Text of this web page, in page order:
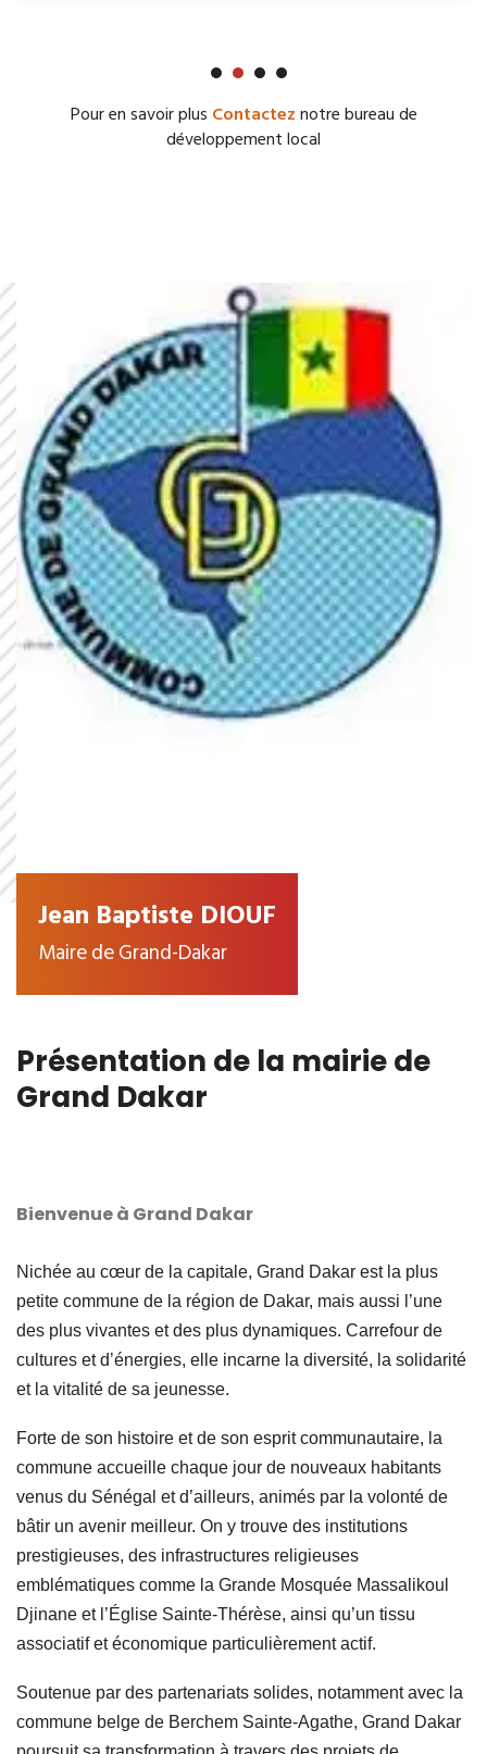
Pour en savoir plus Contacteznotre bureau de
développement local
Jean Baptiste DIOUF
Maire de Grand-Dakar
Présentation de la mairie de
Grand Dakar
Bienvenue à Grand Dakar
Nichée au cœur de la capitale, Grand Dakar est la plus
petite commune de la région de Dakar, mais aussi l’une
des plus vivantes et des plus dynamiques. Carrefour de
cultures et d’énergies, elle incarne la diversité, la solidarité
et la vitalité de sa jeunesse.
Forte de son histoire et de son esprit communautaire, la
commune accueille chaque jour de nouveaux habitants
venus du Sénégal et d’ailleurs, animés par la volonté de
bâtir un avenir meilleur. On y trouve des institutions
prestigieuses, des infrastructures religieuses
emblématiques comme la Grande Mosquée Massalikoul
Djinane et l’Église Sainte-Thérèse, ainsi qu’un tissu
associatif et économique particulièrement actif.
Soutenue par des partenariats solides, notamment avec la
commune belge de Berchem Sainte-Agathe, Grand Dakar